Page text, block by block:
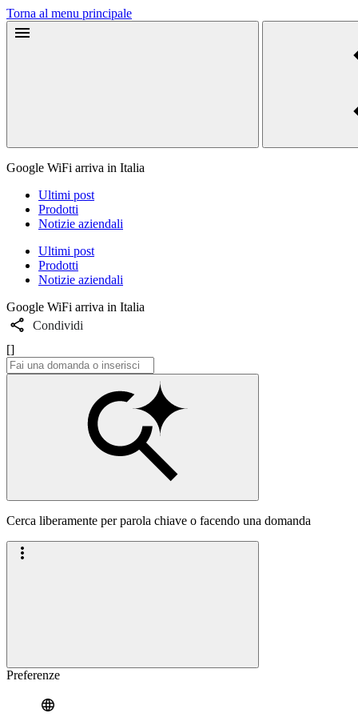
Torna al menu principale
Google WiFi arriva in Italia
Ultimi post
Prodotti
Notizie aziendali
Ultimi post
Prodotti
Notizie aziendali
Google WiFi arriva in Italia
Condividi
[]
Cerca liberamente per parola chiave o facendo una domanda
Preferenze